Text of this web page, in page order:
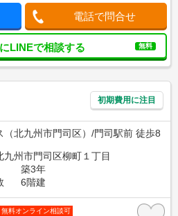
電話で問合せ
LINEで相談する 無料
初期費用に注目
（北九州市門司区）/門司駅前 徒歩8
九州市門司区柳町１丁目
築3年
6階建
無料オンライン相談可